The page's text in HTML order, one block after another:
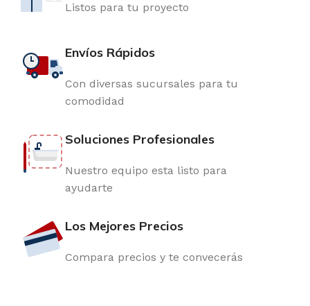
Listos para tu proyecto
Envíos Rápidos
Con diversas sucursales para tu
comodidad
Soluciones Profesionales
Nuestro equipo esta listo para
ayudarte
Los Mejores Precios
Compara precios y te convecerás